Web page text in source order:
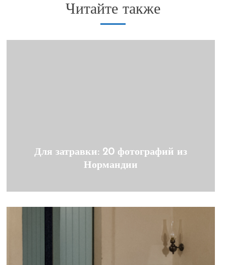
Читайте также
Для затравки: 20 фотографий из
Нормандии